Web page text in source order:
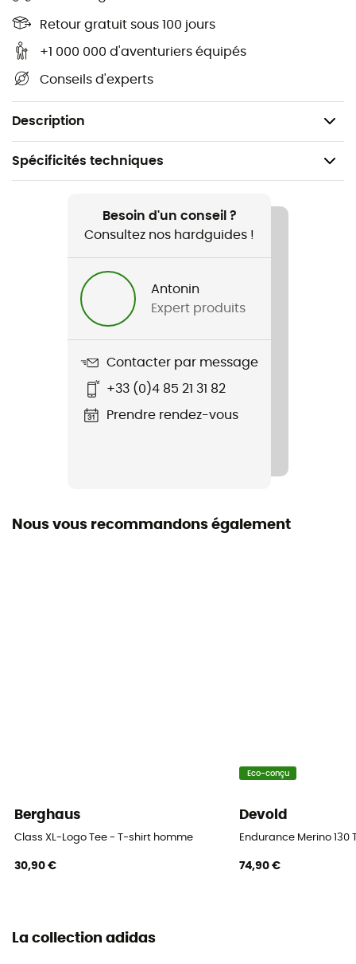
Retour gratuit sous 100 jours
+1 000 000 d'aventuriers équipés
Conseils d'experts
Description
vêtements restent frais et durent plus longtemps
L'ingrédient actif est un biocide à base de sel
d'argent (chlorure d'argent) Soyez respectueux du
climat - portez-le plusieurs fois avant de le laver !
Spécificités techniques
Nom du produit
Besoin d'un conseil ?
Consultez nos hardguides !
Antonin
Expert produits
Contacter par message
+33 (0)4 85 21 31 82
Prendre rendez-vous
Nous vous recommandons également
Berghaus
Class XL-Logo Tee - T-shirt homme
30,90 €
Eco-conçu
Devold
Endurance Merino
74,90 €
La collection adidas